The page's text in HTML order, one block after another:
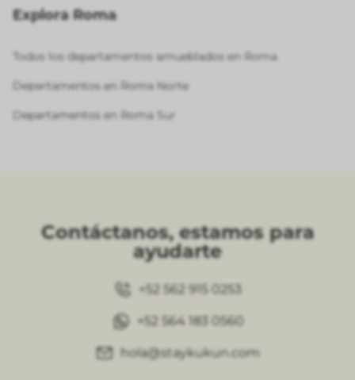
Explora Roma
Todos los departamentos amueblados en Roma
Departamentos en Roma Norte
Departamentos en Roma Sur
Contáctanos, estamos para
ayudarte
+52 562 915 0253
+52 564 183 0560
hola@staykukun.com